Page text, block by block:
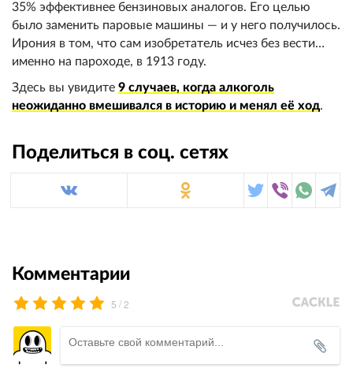
35% эффективнее бензиновых аналогов. Его целью
было заменить паровые машины — и у него получилось.
Ирония в том, что сам изобретатель исчез без вести…
именно на пароходе, в 1913 году.
Здесь вы увидите 9 случаев, когда алкоголь
неожиданно вмешивался в историю и менял её ход.
Поделиться в соц. сетях
Комментарии
5 /2